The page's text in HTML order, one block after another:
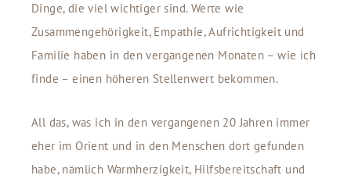
Dinge, die viel wichtiger sind. Werte wie
Zusammengehörigkeit, Empathie, Aufrichtigkeit und
Familie haben in den vergangenen Monaten – wie ich
finde – einen höheren Stellenwert bekommen.
All das, was ich in den vergangenen 20 Jahren immer
eher im Orient und in den Menschen dort gefunden
habe, nämlich Warmherzigkeit, Hilfsbereitschaft und